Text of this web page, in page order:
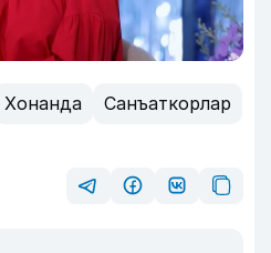
Хонанда
Санъаткорлар